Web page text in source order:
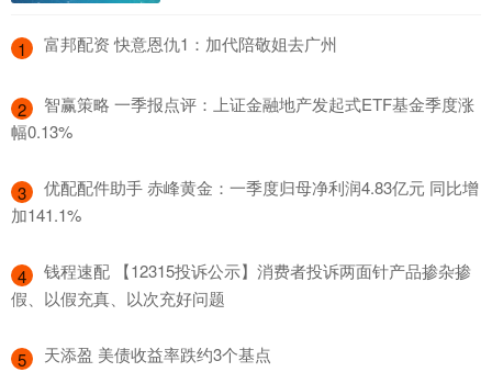
1 ​富邦配资 快意恩仇1：加代陪敬姐去广州
2
​智赢策略 一季报点评：上证金融地产发起式ETF基金季度涨
幅0.13%
3
​优配配件助手 赤峰黄金：一季度归母净利润4.83亿元 同比增
加141.1%
4
​钱程速配 【12315投诉公示】消费者投诉两面针产品掺杂掺
假、以假充真、以次充好问题
5 ​天添盈 美债收益率跌约3个基点